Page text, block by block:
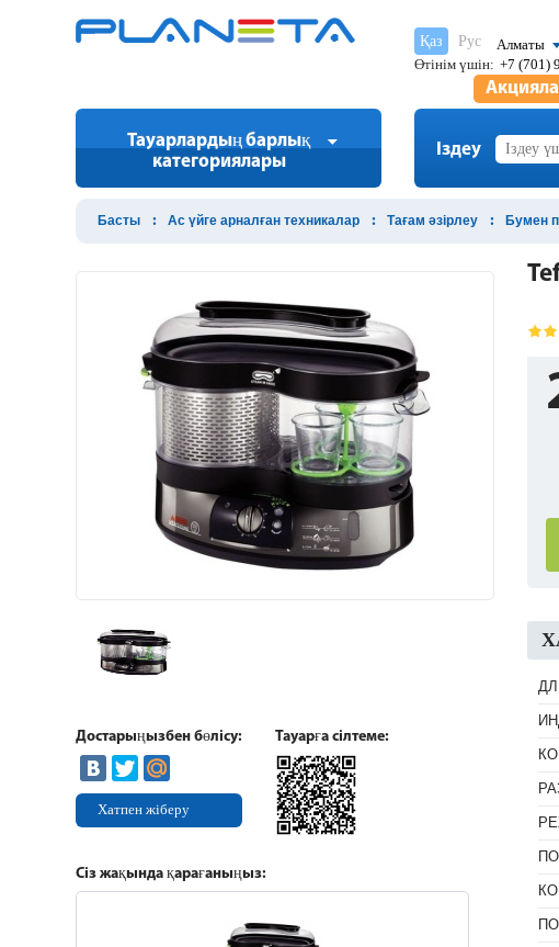
Қаз Рус
Алматы
Өтінім үшін: +7 (701)
Тауарлардың барлық
категориялары
Іздеу
Басты Ас үйге арналған техникалар Тағам әзірлеу Бумен
Достарыңызбен бөлісу:
Хатпен жіберу
Тауарға сілтеме:
Сіз жақында қарағаныңыз: